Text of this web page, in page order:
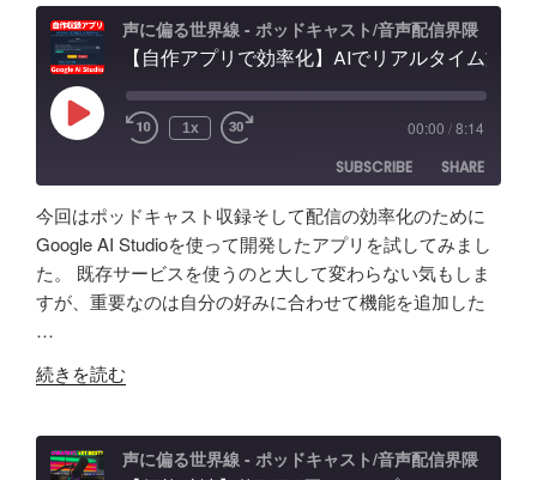
け
な
返
り"
の
Studio
イ
デ
ィ
ン
グ"
の
ド
ス
術
と
可
能
性
「Fish
ユ
ー
ッ
ャ
が
５
年
か
け
て
か
っ
声に偏る世界線 - ポッドキャスト/音声配信界隈
Play
Episode 1x 00:00 /8:14
SUBSCRIBE
SHARE
Amazon
Apple Podcasts
RSS
Spotify
RSS FEED
SHARE
LINK
今回はポッドキャスト収録そして配信の効率化のために
Google AI Studioを使って開発したアプリを試してみまし
た。 既存サービスを使うのと大して変わらない気もしま
すが、重要なのは自分の好みに合わせて機能を追加した
…
"【自
ア
プ
続きを読む
声に偏る世界線 - ポッドキャスト/音声配信界隈